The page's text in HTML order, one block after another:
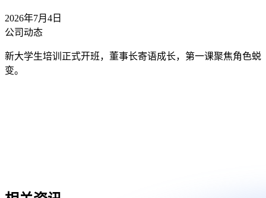
2026年7月4日
公司动态
新大学生培训正式开班，董事长寄语成长，第一课聚焦角色蜕
变。